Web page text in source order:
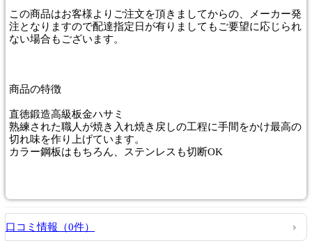
この商品はお客様よりご注文を頂きましてからの、メーカー発
注となりますので配達指定日が有りましてもご要望に応じられ
ない場合もございます。
商品の特徴
直徳鍛造高級板金ハサミ
熟練された職人が焼き入れ焼き戻しの工程に手間をかけ最高の
切れ味を作り上げています。
カラー鋼板はもちろん、ステンレスも切断OK
口コミ情報（0件）